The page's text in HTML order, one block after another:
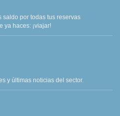
saldo por todas tus reservas
ya haces: ¡viajar!
y últimas noticias del sector.